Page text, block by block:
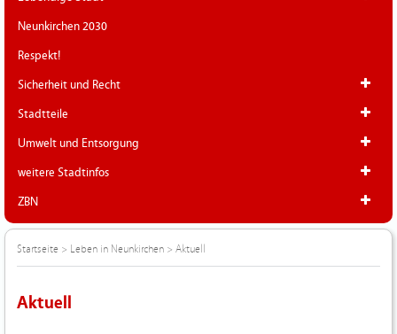
Neunkirchen 2030
Respekt!
Sicherheit und Recht
Stadtteile
Umwelt und Entsorgung
weitere Stadtinfos
ZBN
Startseite > Leben in Neunkirchen > Aktuell
Aktuell